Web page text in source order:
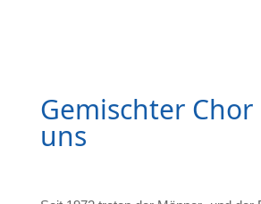
Gemischter Chor
uns